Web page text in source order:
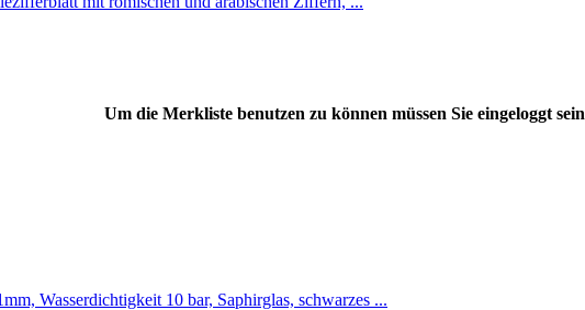
Um die Merkliste benutzen zu können müssen Sie eingeloggt sein
Wasserdichtigkeit 10 bar, Saphirglas, schwarzes ...